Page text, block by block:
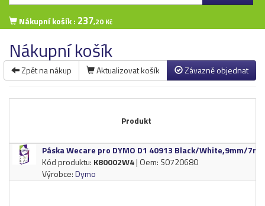
Nákupní košík : 237,20 Kč
Nákupní košík
Zpět na nákup Aktualizovat košík Závazně objednat
Produkt
Páska Wecare pro DYMO D1 40913 Black/​White,​9mm/​7m
Kód produktu: K80002W4| Oem: S0720680
Výrobce:Dymo